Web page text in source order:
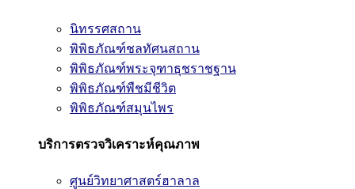
นิทรรศสถาน
พิพิธภัณฑ์ชลทัศนสถาน
พิพิธภัณฑ์พระจุฑาธุชราชฐาน
พิพิธภัณฑ์พืชมีชีวิต
พิพิธภัณฑ์สมุนไพร
บริการตรวจวิเคราะห์คุณภาพ
ศูนย์วิทยาศาสตร์ฮาลาล